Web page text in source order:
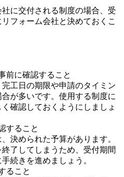
に交付される制度の場合、受
フォーム会社と決めておくこ
前に確認すること
工日の期限や申請のタイミン
が多いです。使用する制度に
確認しておくようにしましょ
すること
決められた予算があります。
終了してしまうため、受付期間
続きを進めましょう。
ること